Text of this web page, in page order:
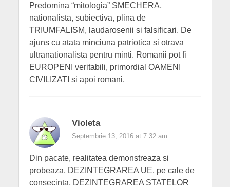
Predomina “mitologia” SMECHERA,
nationalista, subiectiva, plina de
TRIUMFALISM, laudarosenii si falsificari. De
ajuns cu atata minciuna patriotica si otrava
ultranationalista pentru minti. Romanii pot fi
EUROPENI veritabili, primordial OAMENI
CIVILIZATI si apoi romani.
Violeta
Septembrie 13, 2016 at 7:32 am
Din pacate, realitatea demonstreaza si
probeaza, DEZINTEGRAREA UE, pe cale de
consecinta, DEZINTEGRAREA STATELOR